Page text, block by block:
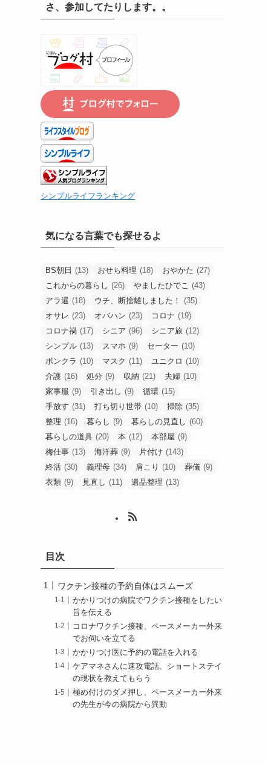
り
は
こ
ち
ら
で
さ、参加してたりします。。
シンプルライフランキング
気になる言葉でも探せるよ
BS朝日 (13) おせち料理 (18) おやかた (27)
これからの暮らし (26) やましたひでこ (43)
アラ還 (18) ウチ、断捨離しました！
(35)
オサレ (23) オバハン (23) コロナ (19)
コロナ禍 (17) シニア (96) シニア旅 (12)
シンプル (13) スマホ (9) セーター (10)
ボンクラ (10) マスク (11) ユニクロ (10)
介護 (16) 処分 (9) 収納 (21) 夫婦 (10)
家事服 (9) 引き出し (9) 循環 (15)
手放す (31) 打ち切り世帯 (10) 掃除 (35)
整理 (16) 暮らし (9) 暮らしの見直し (60)
暮らしの道具 (20) 本 (12) 本部屋 (9)
梅仕事 (13) 海洋葬 (9) 片付け (143)
終活 (30) 義理母 (34) 肩こり (10) 葬儀 (9)
衣類 (9) 見直し (11) 遺品整理 (13)
目次
ワクチン接種の予約自体はスムーズ
かかりつけの病院でワクチン接種をしたい
旨を伝える
コロナワクチン接種、ペースメーカー外来
でお伺いを立てる
かかりつけ医に予約の電話を入れる
ケアマネさんに速攻電話、ショートステイ
の現状を教えてもらう
極め付けのダメ押し、ペースメーカー外来
の先生が今の病院から異動